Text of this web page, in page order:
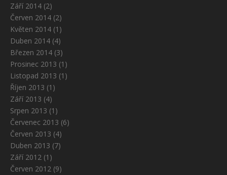
Září 2014 (2)
Červen 2014 (2)
Květen 2014 (1)
Duben 2014 (4)
Březen 2014 (3)
Prosinec 2013 (1)
Listopad 2013 (1)
Říjen 2013 (1)
Září 2013 (4)
Srpen 2013 (1)
Červenec 2013 (6)
Červen 2013 (4)
Duben 2013 (7)
Září 2012 (1)
Červen 2012 (9)